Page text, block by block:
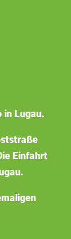
in Lugau.
Einfahrt